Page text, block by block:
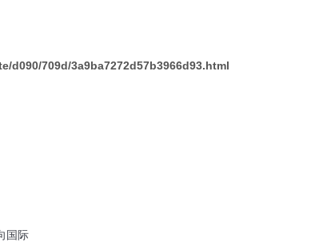
d090/709d/3a9ba7272d57b3966d93.html
国际